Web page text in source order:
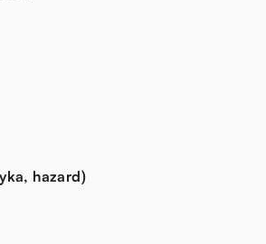
hazard)